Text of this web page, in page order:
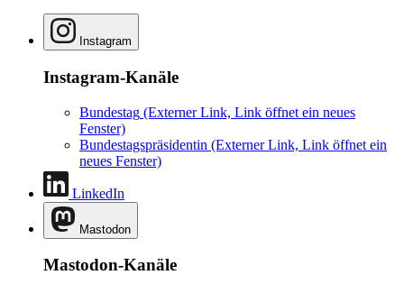
Instagram
Instagram-Kanäle
Bundestag (Externer Link, Link öffnet ein neues
Fenster)
Bundestagspräsidentin (Externer Link, Link öffnet ein
neues Fenster)
LinkedIn
Mastodon
Mastodon-Kanäle